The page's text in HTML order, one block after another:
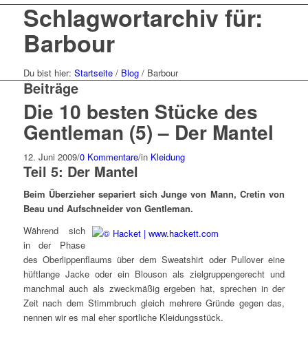
Schlagwortarchiv für:
Barbour
Du bist hier: Startseite / Blog / Barbour
Beiträge
Die 10 besten Stücke des
Gentleman (5) – Der Mantel
12. Juni 2009/0 Kommentare/in Kleidung
Teil 5: Der Mantel
Beim Überzieher separiert sich Junge von Mann, Cretin von
Beau und Aufschneider von Gentleman.
Während sich
in der Phase
des Oberlippenflaums über dem Sweatshirt oder Pullover eine
hüftlange Jacke oder ein Blouson als zielgruppengerecht und
manchmal auch als zweckmäßig ergeben hat, sprechen in der
Zeit nach dem Stimmbruch gleich mehrere Gründe gegen das,
nennen wir es mal eher sportliche Kleidungsstück.